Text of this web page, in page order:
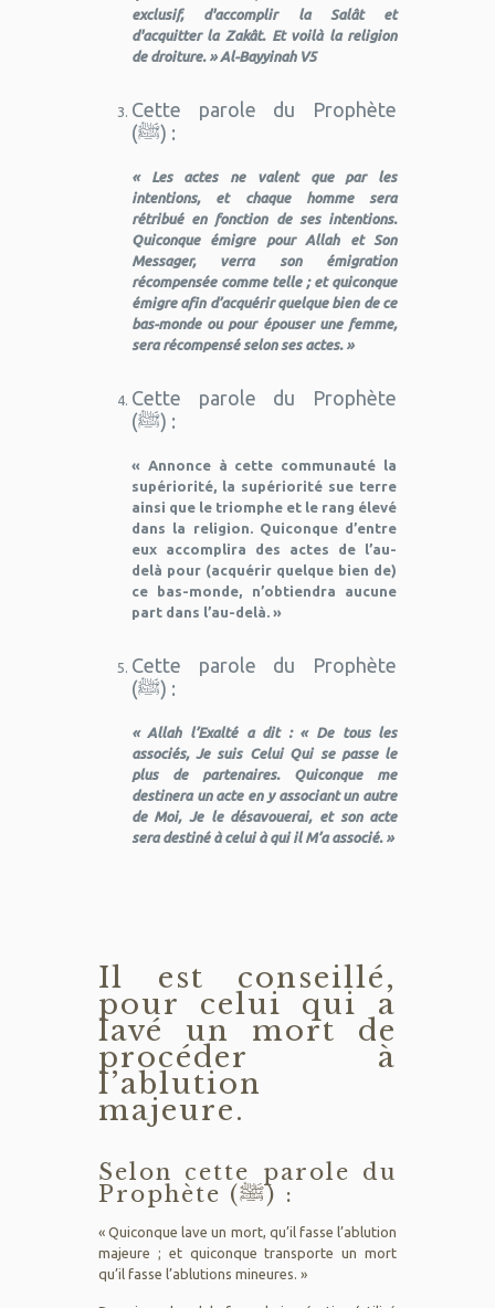
exclusif, d'accomplir la Salât et
d'acquitter la Zakât. Et voilà la religion
de droiture. » Al-Bayyinah V5
Cette parole du Prophète
(ﷺ) :
« Les actes ne valent que par les
intentions, et chaque homme sera
rétribué en fonction de ses intentions.
Quiconque émigre pour Allah et Son
Messager, verra son émigration
récompensée comme telle ; et quiconque
émigre afin d’acquérir quelque bien de ce
bas-monde ou pour épouser une femme,
sera récompensé selon ses actes. »
Cette parole du Prophète
(ﷺ) :
« Annonce à cette communauté la
supériorité, la supériorité sue terre
ainsi que le triomphe et le rang élevé
dans la religion. Quiconque d’entre
eux accomplira des actes de l’au-
delà pour (acquérir quelque bien de)
ce bas-monde, n’obtiendra aucune
part dans l’au-delà. »
Cette parole du Prophète
(ﷺ) :
« Allah l’Exalté a dit : « De tous les
associés, Je suis Celui Qui se passe le
plus de partenaires. Quiconque me
destinera un acte en y associant un autre
de Moi, Je le désavouerai, et son acte
sera destiné à celui à qui il M’a associé. »
Il est conseillé,
pour celui qui a
lavé un mort de
procéder à
l’ablution
majeure.
Selon cette parole du
Prophète (ﷺ) :
« Quiconque lave un mort, qu’il fasse l’ablution
majeure ; et quiconque transporte un mort
qu’il fasse l’ablutions mineures. »